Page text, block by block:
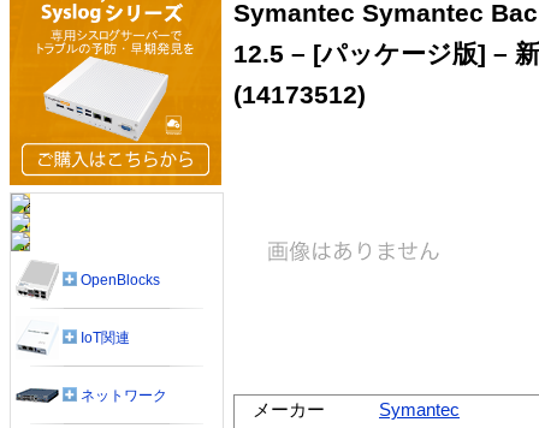
Symantec Symantec
12.5 – [パッケージ版] –
(14173512)
メーカー
Symantec
OpenBlocks
IoT関連
ネットワーク